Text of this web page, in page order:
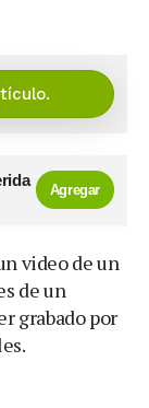
Agregar
video de un
de un
grabado por